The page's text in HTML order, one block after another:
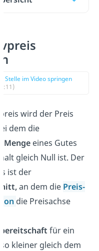
Stelle im Video springen
wird der Preis
dem die
Mengeeines Gutes
gleich Null ist. Der
ist der
an dem die Preis-
die Preisachse
für ein
kleiner gleich dem